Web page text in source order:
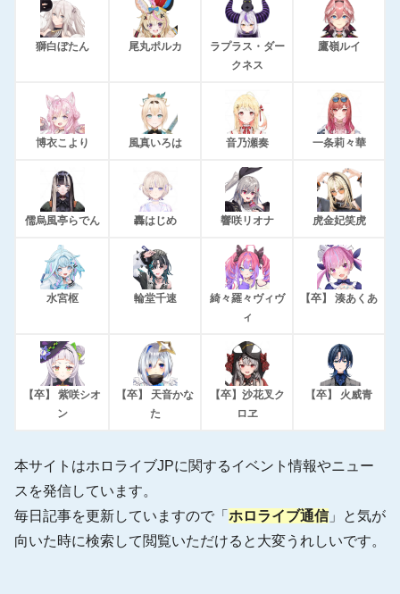
獅白ぼたん 尾丸ポルカ
ラプラス・ダー
クネス
鷹嶺ルイ
博衣こより 風真いろは 音乃瀬奏 一条莉々華
儒烏風亭らでん 轟はじめ 響咲リオナ 虎金妃笑虎
水宮枢 輪堂千速
綺々羅々ヴィヴ
ィ
【卒】 湊あくあ
【卒】 紫咲シオ
ン
【卒】 天音かな
た
【卒】沙花叉ク
ロヱ
【卒】 火威青
本サイトはホロライブJPに関するイベント情報やニュー
スを発信しています。
毎日記事を更新していますので「 ホロライブ通信 」と気が
向いた時に検索して閲覧いただけると大変うれしいです。